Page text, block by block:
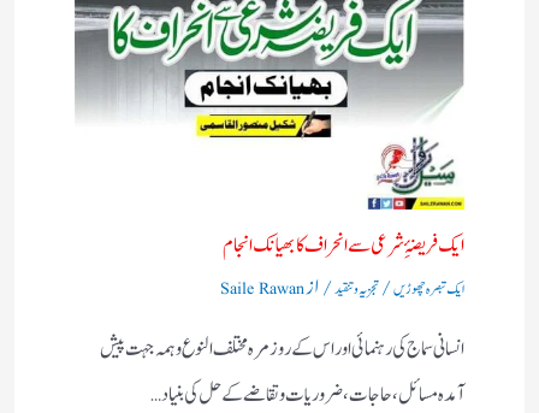
ایک فریضۂِ شرعی سے انحراف کا بھیانک انجام
ایک تبصرہ چھوڑیں/تجزیہ و تنقید/ ازSaile Rawan
انسانی سماج کی رہنمائی اور اس کے روز مرہ مختلف النوع وہمہ جہت پیش
آمدہ مسائل ، حاجات ، ضروریات وتقاضے کے حل کی بنیاد…